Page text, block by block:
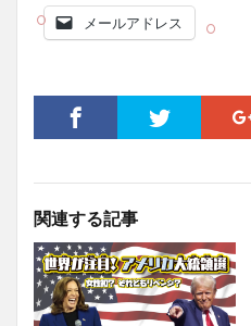
メールアドレス
関連する記事